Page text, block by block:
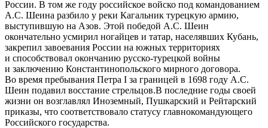
России. В том же году российское войско под командованием
А.С. Шеина разбило у реки Кагальник турецкую армию,
выступившую на Азов. Этой победой А.С. Шеин
окончательно усмирил ногайцев и татар, населявших Кубань,
закрепил завоевания России на южных территориях
и способствовал окончанию русско-турецкой войны
и заключению Константинопольского мирного договора.
Во время пребывания Петра I за границей в 1698 году А.С.
Шеин подавил восстание стрельцов.В последние годы своей
жизни он возглавлял Иноземный, Пушкарский и Рейтарский
приказы, что соответствовало статусу главнокомандующего
Российского государства.